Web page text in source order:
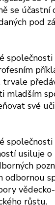
se účastní
pod
společnosti
mladším
své
společnosti
usiluje o
odbornou
růstu.